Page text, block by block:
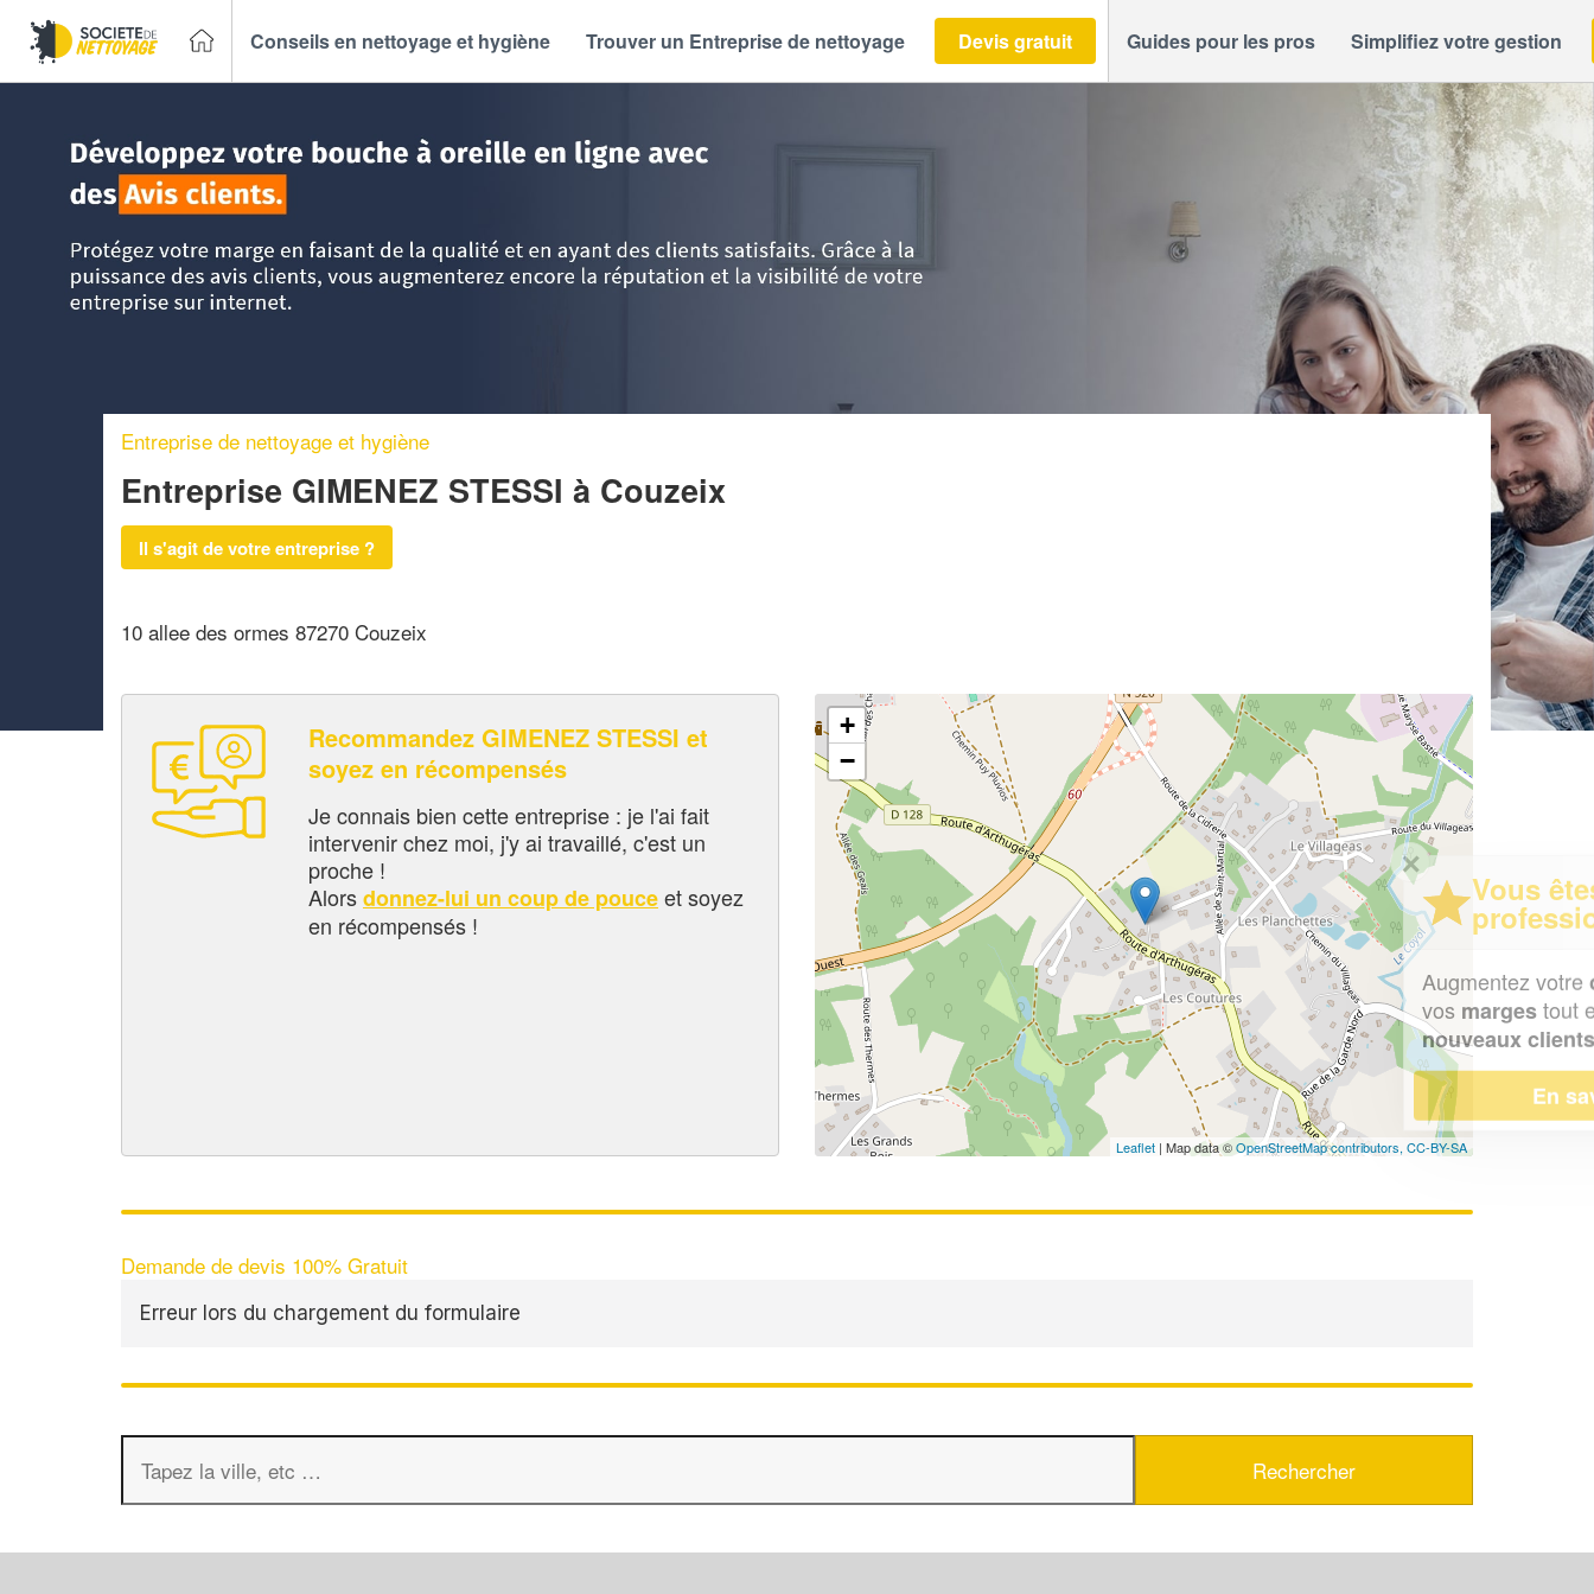
Conseils en nettoyage et hygiène Trouver un Entreprise de nettoyage Devis gratuit Guides pour les pros Simplifiez votre gestion
Entreprise de nettoyage et hygiène
Entreprise GIMENEZ STESSI à Couzeix
Il s'agit de votre entreprise ?
10 allee des ormes 87270 Couzeix
Recommandez GIMENEZ STESSI et
soyez en récompensés
Je connais bien cette entreprise : je l'ai fait
intervenir chez moi, j'y ai travaillé, c'est un
proche !
Alorsdonnez-lui un coup de pouceet soyez
en récompensés !
+
−
Leaflet | Map data ©OpenStreetMap contributors, CC-BY-SA
Demande de devis 100% Gratuit
Erreur lors du chargement du formulaire
Vous êtes un
professionnel ?
Augmentez votre chiffre d'affaireset
vosmargestout en gagnant de
nouveaux clients !
En savoir plus